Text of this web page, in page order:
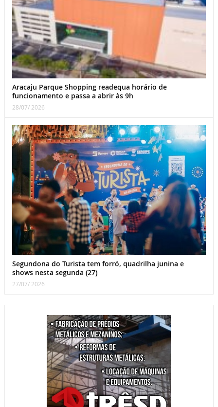
Aracaju Parque Shopping readequa horário de
funcionamento e passa a abrir às 9h
28/07/ 2026
Segundona do Turista tem forró, quadrilha junina e
shows nesta segunda (27)
27/07/ 2026